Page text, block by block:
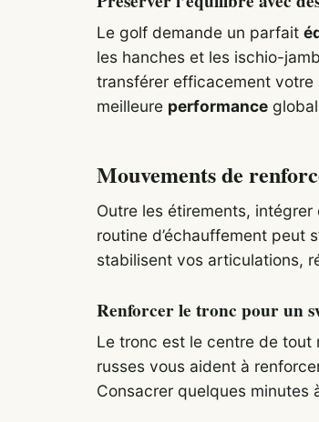
Le golf demande un parfait
les hanches et les ischio-
transférer efficacement votre
meilleure performance
Mouvements de
Outre les étirements,
routine d’échauffement peut
stabilisent vos articulations,
Renforcer le tronc pour un
Le tronc est le centre de tout
russes vous aident à
Consacrer quelques